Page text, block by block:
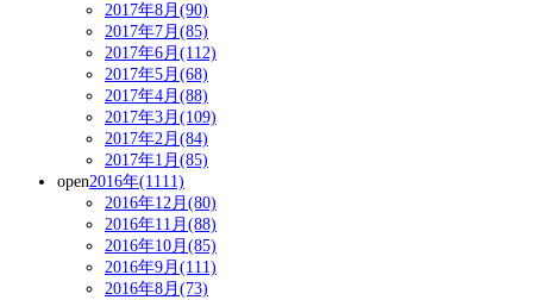
2017年8月(90)
2017年7月(85)
2017年6月(112)
2017年5月(68)
2017年4月(88)
2017年3月(109)
2017年2月(84)
2017年1月(85)
open2016年(1111)
2016年12月(80)
2016年11月(88)
2016年10月(85)
2016年9月(111)
2016年8月(73)